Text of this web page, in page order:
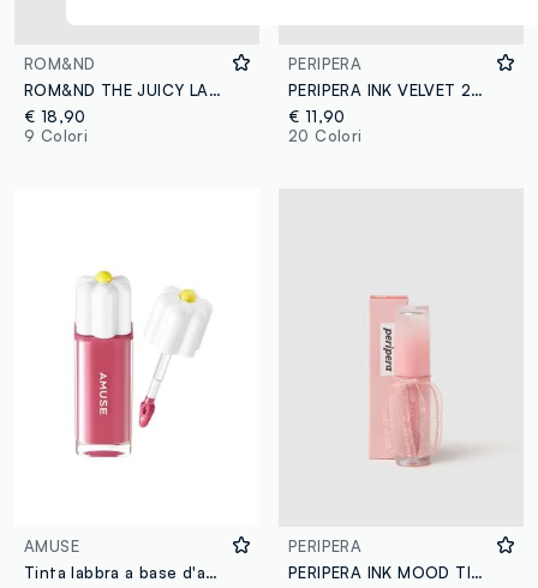
ROM&ND
ROM&ND THE JUICY LASTING TINT 03 BARE GRAPE - make-up coreano
€ 18,90
9 Colori
PERIPERA
PERIPERA INK VELVET 24 - make-up coreano
€ 11,90
20 Colori
AMUSE
Tinta labbra a base d'acqua, dona grande luminosità con finish leggero a lunga tenuta - Make-up coreano
PERIPERA
PERIPERA INK MOOD TINT 14 - make-up coreano